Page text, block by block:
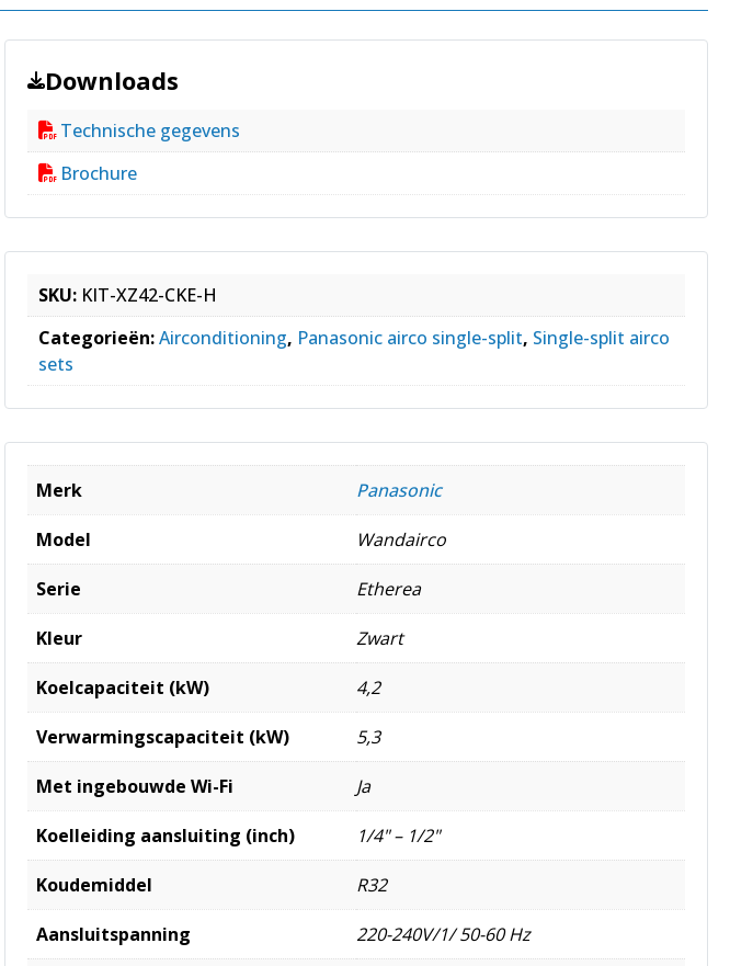
Downloads
Technische gegevens
Brochure
SKU: KIT-XZ42-CKE-H
Categorieën:Airconditioning, Panasonic airco single-split, Single-split airco
sets
Merk Panasonic
Model Wandairco
Serie Etherea
Kleur Zwart
Koelcapaciteit (kW) 4,2
Verwarmingscapaciteit (kW) 5,3
Met ingebouwde Wi-Fi Ja
Koelleiding aansluiting (inch) 1/4" – 1/2"
Koudemiddel R32
Aansluitspanning 220-240V/1/ 50-60 Hz